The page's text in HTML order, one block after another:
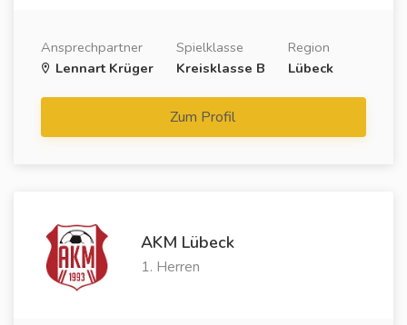
Ansprechpartner
Lennart Krüger
Spielklasse
Kreisklasse B
Region
Lübeck
Zum Profil
AKM Lübeck
1. Herren